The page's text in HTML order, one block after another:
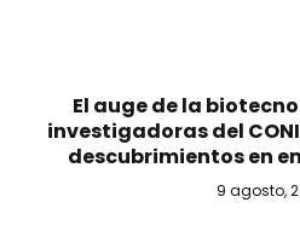
El auge de la
investigadoras del
descubrimientos en
9 agosto,